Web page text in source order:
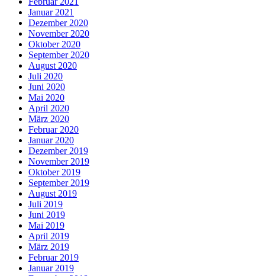
Januar 2021
Dezember 2020
November 2020
Oktober 2020
September 2020
August 2020
Juli 2020
Juni 2020
Mai 2020
April 2020
März 2020
Februar 2020
Januar 2020
Dezember 2019
November 2019
Oktober 2019
September 2019
August 2019
Juli 2019
Juni 2019
Mai 2019
April 2019
März 2019
Februar 2019
Januar 2019